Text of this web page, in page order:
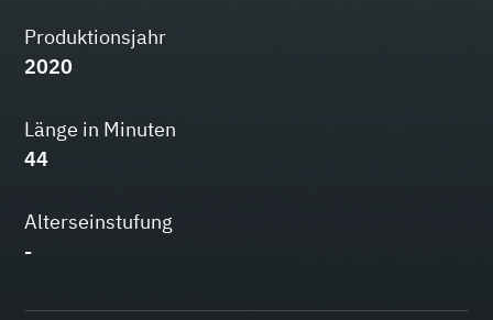
Produktionsjahr
2020
Länge in Minuten
44
Alterseinstufung
-